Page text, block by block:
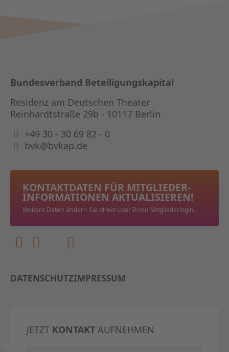
Bundesverband Beteiligungskapital
Residenz am Deutschen Theater
Reinhardtstraße 29b - 10117 Berlin
+49 30 - 30 69 82 - 0
bvk@bvkap.de
KONTAKTDATEN FÜR MITGLIEDER­
INFORMATIONEN AKTUALISIEREN!
Weitere Daten ändern Sie direkt über Ihren Mitgliederlogin.
DATENSCHUTZIMPRESSUM
JETZT KONTAKT AUFNEHMEN